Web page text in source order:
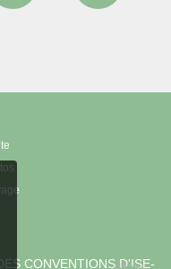
CONVENTIONS D'ISE-